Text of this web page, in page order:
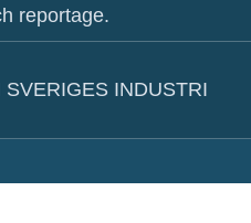
reportage.
SVERIGES INDUSTRI